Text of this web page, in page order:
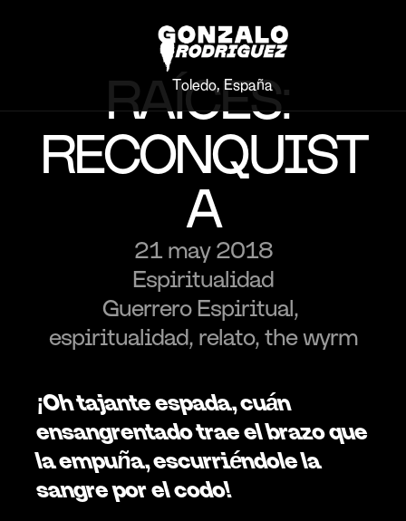
Toledo, España
RAÍCES:
RECONQUIST
A
21 may 2018
Espiritualidad
Guerrero Espiritual,
espiritualidad, relato, the wyrm
¡Oh tajante espada, cuán
ensangrentado trae el brazo que
la empuña, escurriéndole la
sangre por el codo!